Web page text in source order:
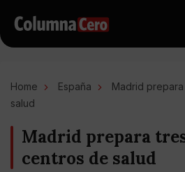
Home España
Madrid
salud
Madrid prepara
centros de salud